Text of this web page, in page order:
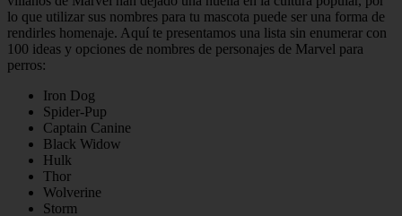
lo que utilizar sus nombres para tu mascota puede ser una forma de
rendirles homenaje. Aquí te presentamos una lista sin enumerar con
100 ideas y opciones de nombres de personajes de Marvel para
perros:
Iron Dog
Spider-Pup
Captain Canine
Black Widow
Hulk
Thor
Wolverine
Storm